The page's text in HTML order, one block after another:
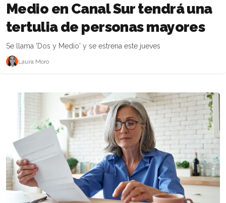
Medio en Canal Sur tendrá una
tertulia de personas mayores
Se llama 'Dos y Medio' y se estrena este jueves
Laura Moro